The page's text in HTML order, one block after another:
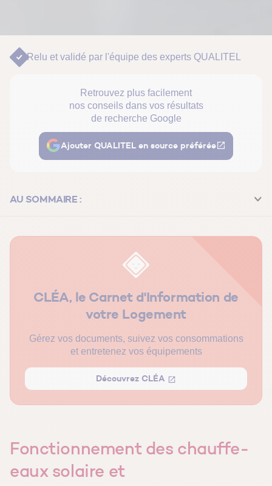
Fonctionnement des chauffe-
eaux solaire et
Relu et validé par l'équipe des experts QUALITEL
Retrouvez plus facilement
nos conseils dans vos résultats
de recherche Google
Ajouter QUALITEL en source préférée
AU SOMMAIRE :
thermodynamique
Quelles sont les économies réalisables avec un chauffe-
eau solaire ou thermodynamique ?
Comment entretenir un chauffe-eau solaire ou
thermodynamique ?
Quel est l’impact du climat sur la performance d’un
chauffe-eau ?
Quel chauffe-eau choisir selon son profil et son
logement ?
CLÉA, le Carnet d'Information de
votre Logement
Gérez vos documents, suivez vos consommations
et entretenez vos équipements
Découvrez CLÉA